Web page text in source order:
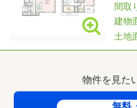
＜ご予約・お問い合わせ
【タマホーム西尾店】
※県道43号線沿い
間取
建物
土地
物件を見た